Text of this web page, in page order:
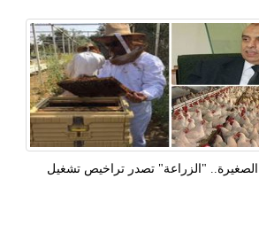
"الزراعة" تصدر تراخيص تشغيل